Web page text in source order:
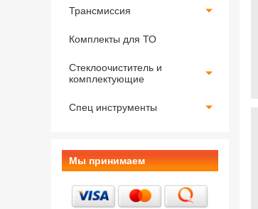
Трансмиссия
Комплекты для ТО
Стеклоочиститель и
комплектующие
Спец инструменты
Мы принимаем